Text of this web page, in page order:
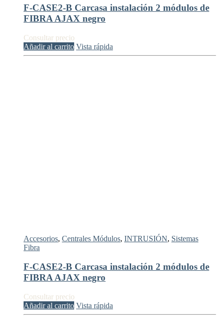
F-CASE2-B Carcasa instalación 2 módulos de
FIBRA AJAX negro
Consultar precio
Añadir al carrito Vista rápida
Accesorios, Centrales Módulos, INTRUSIÓN, Sistemas
Fibra
F-CASE2-B Carcasa instalación 2 módulos de
FIBRA AJAX negro
Consultar precio
Añadir al carrito Vista rápida